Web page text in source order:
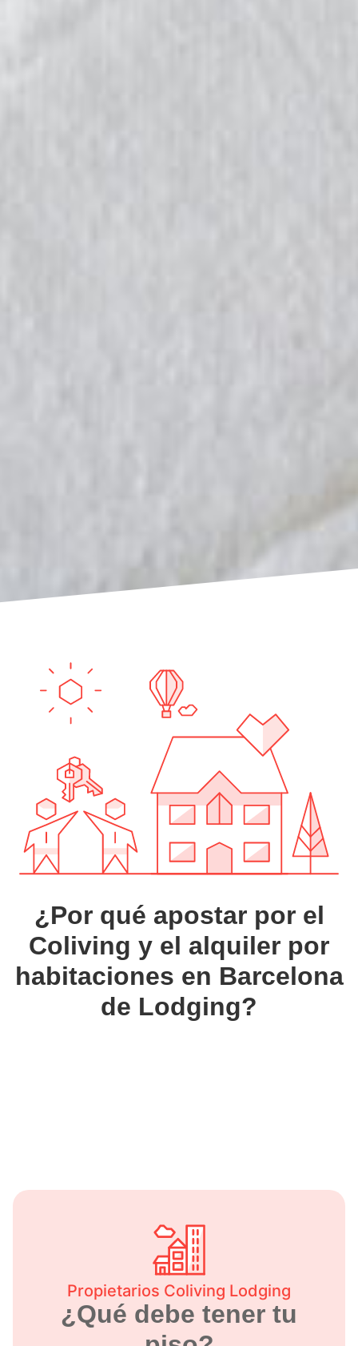
¿Por qué apostar por el
Coliving y el alquiler por
habitaciones en Barcelona
de Lodging?
Propietarios Coliving Lodging
¿Qué debe tener tu